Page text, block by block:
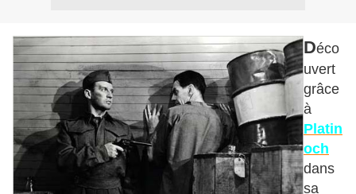
Déco
uvert
grâce
à
Platin
och
dans
sa